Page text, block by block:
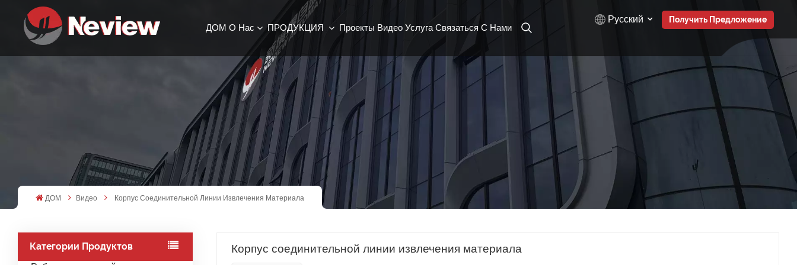
ДОМ О Нас ПРОДУКЦИЯ Проекты Видео Услуга Связаться С Нами
Русский
English
Русский
Türkçe
بالعربية
Получить Предложение
ДОМ Видео Корпус Соединительной Линии Извлечения Материала
Категории Продуктов
Корпус соединительной линии извлечения материала